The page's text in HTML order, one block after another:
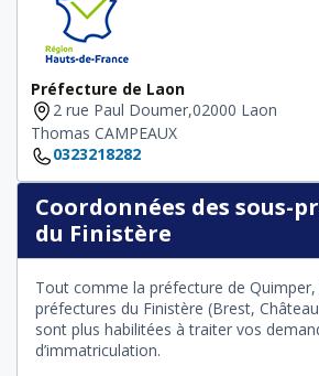
Préfecture de Laon
2 rue Paul Doumer,02000 Laon
Thomas CAMPEAUX
0323218282
Coordonnées des sous-
du Finistère
Tout comme la préfecture de
préfectures du Finistère (Brest,
sont plus habilitées à traiter vos
d’immatriculation.